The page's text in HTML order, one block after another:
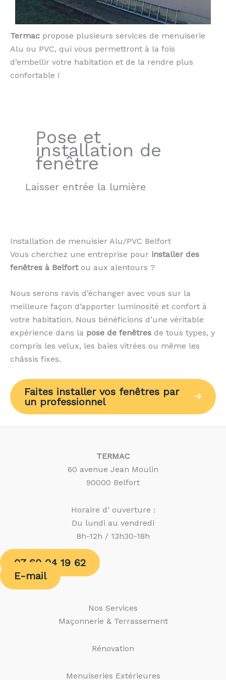
Termac propose plusieurs services de menuiserie
Alu ou PVC, qui vous permettront à la fois
d’embellir votre habitation et de la rendre plus
confortable !
Pose et
installation de
fenêtre
Laisser entrée la lumière
Installation de menuisier Alu/PVC Belfort
Vous cherchez une entreprise pour installer des
fenêtres à Belfortou aux alentours ?
Nous serons ravis d’échanger avec vous sur la
meilleure façon d’apporter luminosité et confort à
votre habitation. Nous bénéficions d’une véritable
expérience dans la pose de fenêtres de tous types, y
compris les velux, les baies vitrées ou même les
châssis fixes.
Faites installer vos fenêtres par
un professionnel
TERMAC
60 avenue Jean Moulin
90000 Belfort
Horaire d’ ouverture :
Du lundi au vendredi
8h-12h / 13h30-18h
07 60 04 19 62
E-mail
Nos Services
Maçonnerie & Terrassement
Rénovation
Menuiseries Extérieures